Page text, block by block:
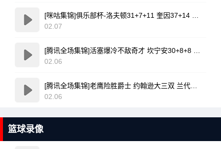
02.07
02.06
02.06
篮球录像